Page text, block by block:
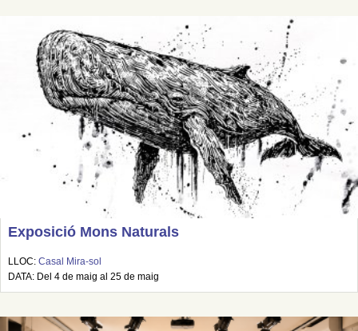
Exposició Mons Naturals
LLOC: Casal Mira-sol
DATA: Del 4 de maig al 25 de maig